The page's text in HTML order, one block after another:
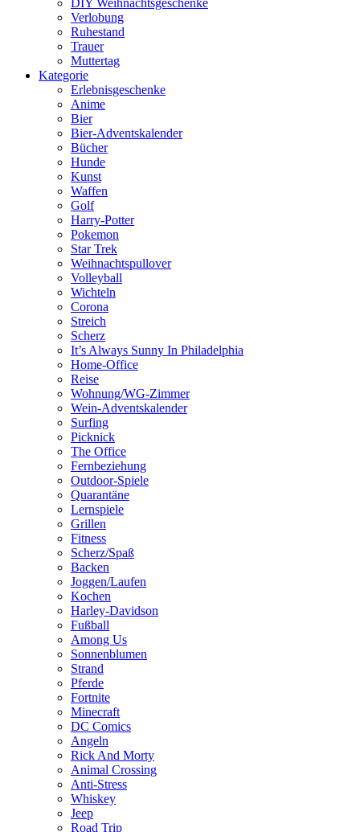
DIY Weihnachtsgeschenke
Verlobung
Ruhestand
Trauer
Muttertag
Kategorie
Erlebnisgeschenke
Anime
Bier
Bier-Adventskalender
Bücher
Hunde
Kunst
Waffen
Golf
Harry-Potter
Pokemon
Star Trek
Weihnachtspullover
Volleyball
Wichteln
Corona
Streich
Scherz
It’s Always Sunny In Philadelphia
Home-Office
Reise
Wohnung/WG-Zimmer
Wein-Adventskalender
Surfing
Picknick
The Office
Fernbeziehung
Outdoor-Spiele
Quarantäne
Lernspiele
Grillen
Fitness
Scherz/Spaß
Backen
Joggen/Laufen
Kochen
Harley-Davidson
Fußball
Among Us
Sonnenblumen
Strand
Pferde
Fortnite
Minecraft
DC Comics
Angeln
Rick And Morty
Animal Crossing
Anti-Stress
Whiskey
Jeep
Road Trip